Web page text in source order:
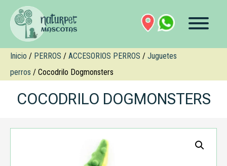
Inicio / PERROS / ACCESORIOS PERROS / Juguetes
perros / Cocodrilo Dogmonsters
COCODRILO DOGMONSTERS